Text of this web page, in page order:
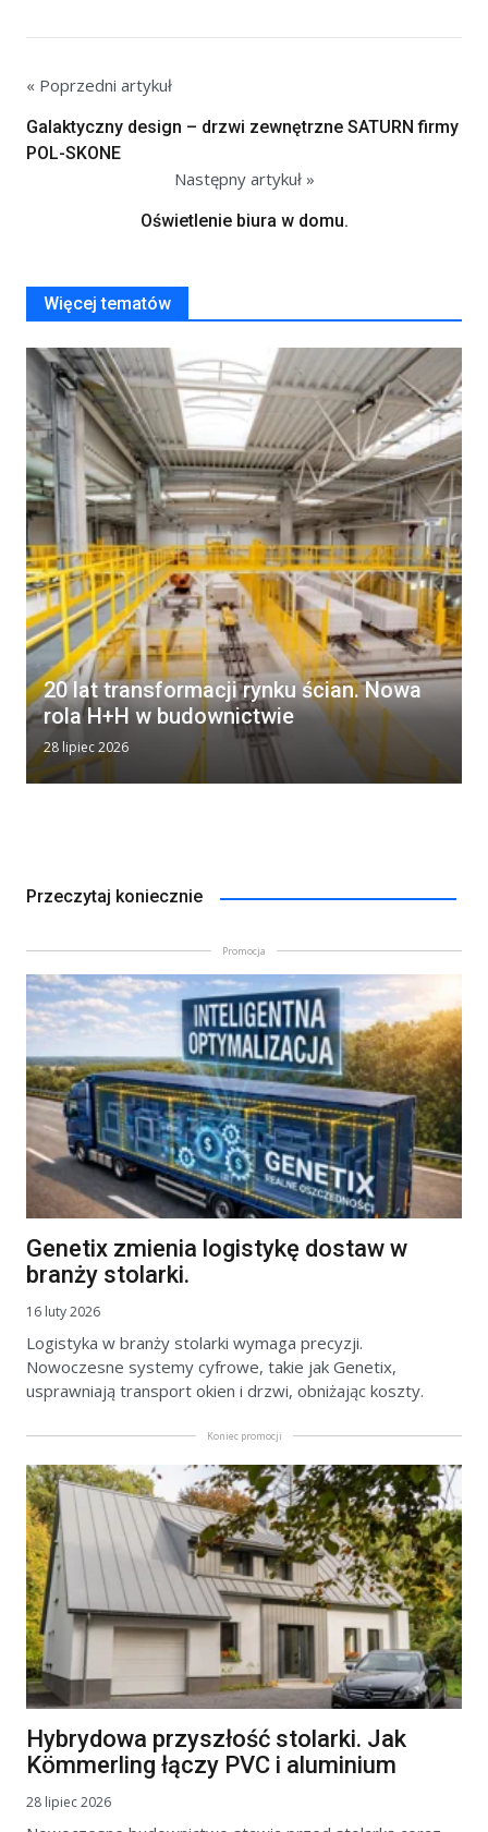
« Poprzedni artykuł
Galaktyczny design – drzwi zewnętrzne SATURN firmy
POL-SKONE
Następny artykuł »
Oświetlenie biura w domu.
Więcej tematów
20 lat transformacji rynku ścian. Nowa
rola H+H w budownictwie
28 lipiec 2026
Przeczytaj koniecznie
Promocja
Genetix zmienia logistykę dostaw w
branży stolarki.
16 luty 2026
Logistyka w branży stolarki wymaga precyzji.
Nowoczesne systemy cyfrowe, takie jak Genetix,
usprawniają transport okien i drzwi, obniżając koszty.
Koniec promocji
Hybrydowa przyszłość stolarki. Jak
Kömmerling łączy PVC i aluminium
28 lipiec 2026